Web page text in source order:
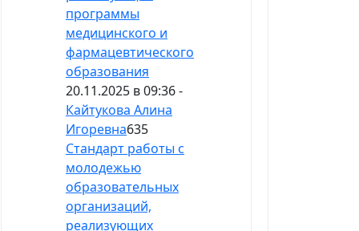
программы
медицинского и
фармацевтического
образования
20.11.2025 в 09:36 -
Кайтукова Алина
Игоревна635
Стандарт работы с
молодежью
образовательных
организаций,
реализующих